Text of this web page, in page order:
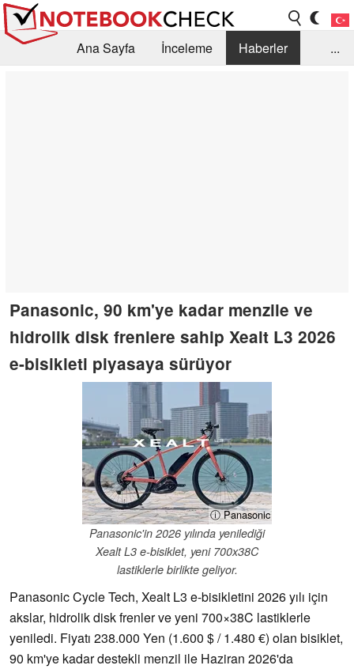
Ana Sayfa İnceleme
Haberler
...
Panasonic, 90 km'ye kadar menzile ve
hidrolik disk frenlere sahip Xealt L3 2026
e-bisikleti piyasaya sürüyor
ⓘ Panasonic
Panasonic'in 2026 yılında yenilediği
Xealt L3 e-bisiklet, yeni 700x38C
lastiklerle birlikte geliyor.
Panasonic Cycle Tech, Xealt L3 e-bisikletini 2026 yılı için
akslar, hidrolik disk frenler ve yeni 700×38C lastiklerle
yeniledi. Fiyatı 238.000 Yen (1.600 $ / 1.480 €) olan bisiklet,
90 km'ye kadar destekli menzil ile Haziran 2026'da